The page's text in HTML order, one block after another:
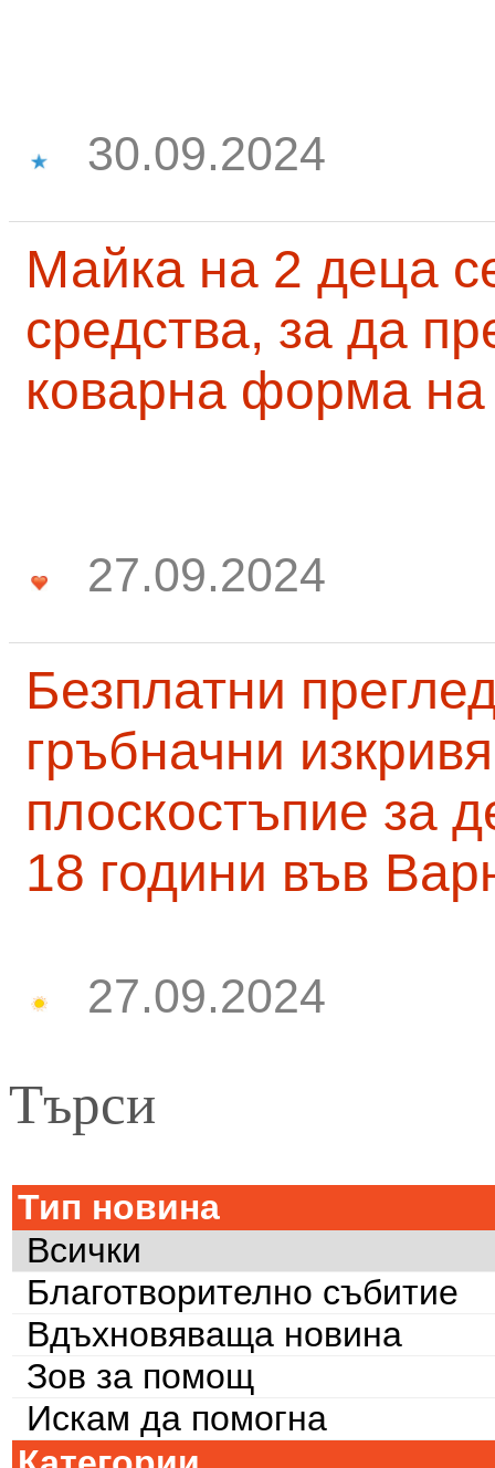
30.09.2024
Майка на 2 деца
средства, за да
коварна форма на
27.09.2024
Безплатни
гръбначни
плоскостъпие за
18 години във
27.09.2024
Търси
Тип новина
Всички
Благотворително събитие
Вдъхновяваща новина
Зов за помощ
Искам да помогна